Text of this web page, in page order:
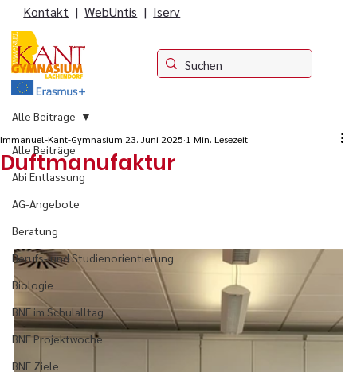
Kontakt |WebUntis | Iserv
Alle Beiträge
Abi Entlassung
AG-Angebote
Beratung
Berufs- und Studienorientierung
Biologie
BNE im Schulalltag
BNE Projektwoche
BNE Ziele
Alle Beiträge
Duftmanufaktur
Immanuel-Kant-Gymnasium 23. Juni 2025 1 Min. Lesezeit